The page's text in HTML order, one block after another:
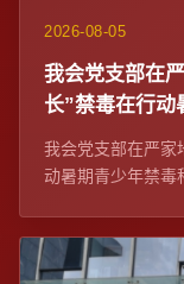
2026-08-05
我会党支部在
长”禁毒在行动
我会党支部在严家
动暑期青少年禁毒